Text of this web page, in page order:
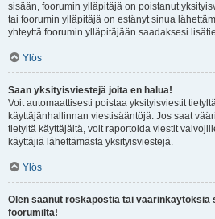
sisään, foorumin ylläpitäjä on poistanut
tai foorumin ylläpitäjä on estänyt sinua
yhteyttä foorumin ylläpitäjään saadaksesi
Ylös
Saan yksityisviestejä joita en halua!
Voit automaattisesti poistaa yksityisviestit
käyttäjänhallinnan viestisääntöjä. Jos saat
tietyltä käyttäjältä, voit raportoida viestit
käyttäjiä lähettämästä yksityisviestejä.
Ylös
Olen saanut roskapostia tai väärinkäytöksiä
foorumilta!